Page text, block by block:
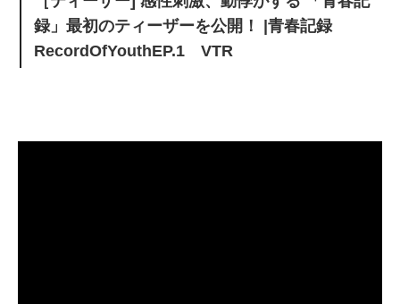
録」最初のティーザーを公開！ |青春記録
RecordOfYouthEP.1 VTR